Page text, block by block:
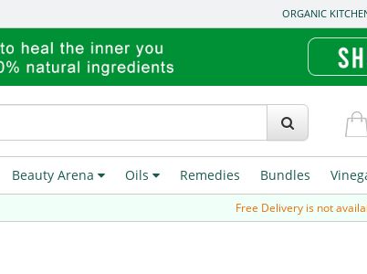
ORGANIC
Beauty Arena Oils Remedies Bundles
Free Delivery is not available on